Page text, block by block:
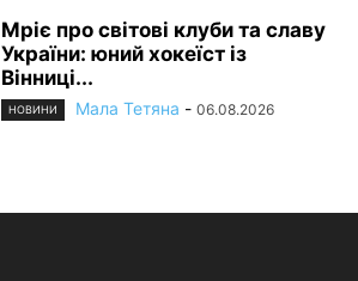
Мріє про світові клуби та славу
України: юний хокеїст із
Вінниці...
НОВИНИ Мала Тетяна - 06.08.2026